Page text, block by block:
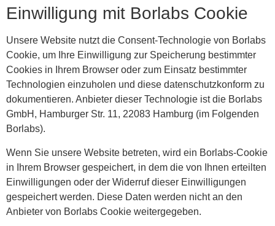
Einwilligung mit Borlabs Cookie
Unsere Website nutzt die Consent-Technologie von Borlabs
Cookie, um Ihre Einwilligung zur Speicherung bestimmter
Cookies in Ihrem Browser oder zum Einsatz bestimmter
Technologien einzuholen und diese datenschutzkonform zu
dokumentieren. Anbieter dieser Technologie ist die Borlabs
GmbH, Hamburger Str. 11, 22083 Hamburg (im Folgenden
Borlabs).
Wenn Sie unsere Website betreten, wird ein Borlabs-Cookie
in Ihrem Browser gespeichert, in dem die von Ihnen erteilten
Einwilligungen oder der Widerruf dieser Einwilligungen
gespeichert werden. Diese Daten werden nicht an den
Anbieter von Borlabs Cookie weitergegeben.